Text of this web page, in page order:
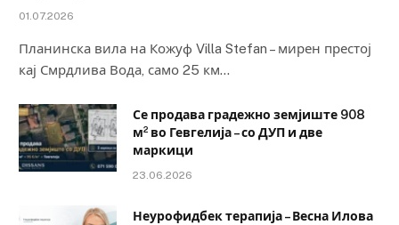
01.07.2026
Планинска вила на Кожуф Villa Stefan – мирен престој
кај Смрдлива Вода, само 25 км…
Се продава градежно земјиште 908
м² во Гевгелија – со ДУП и две
маркици
23.06.2026
Неурофидбек терапија – Весна Илова